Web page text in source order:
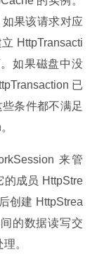
果该请求对应
HttpTransacti
如果磁盘中没
已
条件都不满足
来管
的成员 HttpStre
创建 HttpStrea
的数据读写交
。